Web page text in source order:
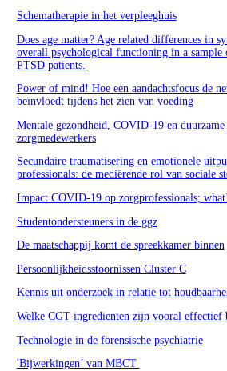
Schematherapie in het verpleeghuis
Does age matter? Age related differences in
overall psychological functioning in a sample
PTSD patients.
Power of mind! Hoe een aandachtsfocus de
beïnvloedt tijdens het zien van voeding
Mentale gezondheid, COVID-19 en duurzame
zorgmedewerkers
Secundaire traumatisering en emotionele
professionals: de mediërende rol van sociale
Impact COVID-19 op zorgprofessionals;
Studentondersteuners in de ggz
De maatschappij komt de spreekkamer binnen
Persoonlijkheidsstoornissen Cluster C
Kennis uit onderzoek in relatie tot
Welke CGT-ingredienten zijn vooral effectief
Technologie in de forensische psychiatrie
'Bijwerkingen’ van MBCT